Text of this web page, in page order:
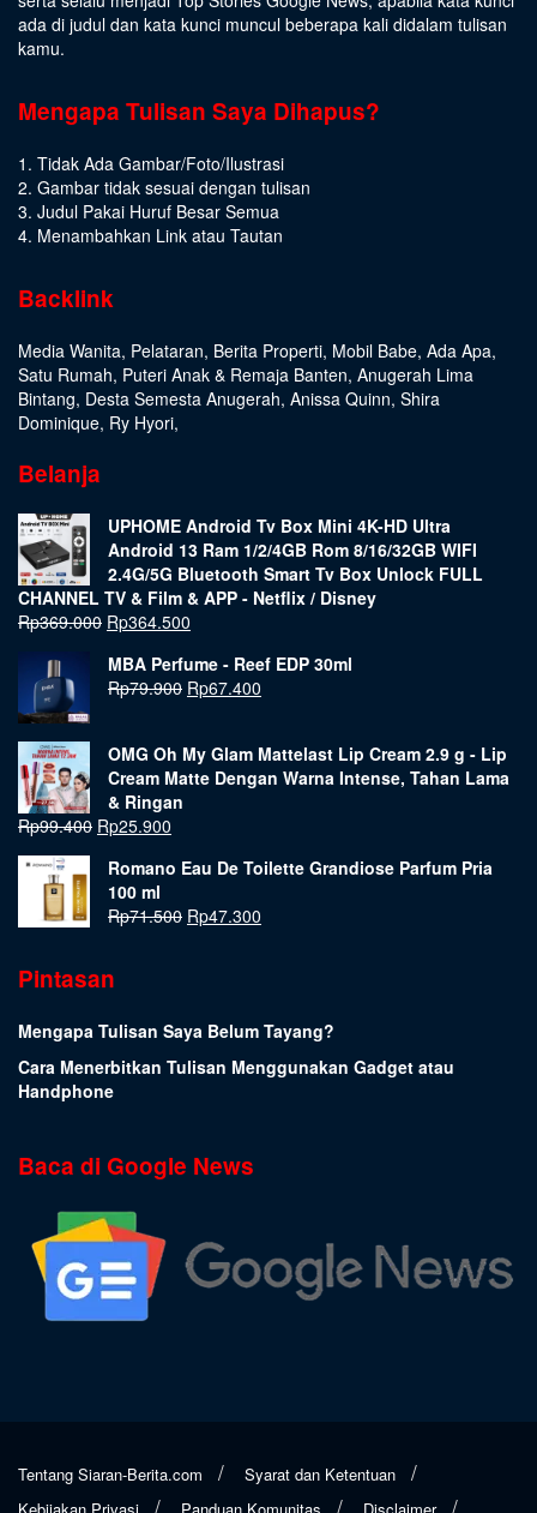
ada di judul dan kata kunci muncul beberapa kali didalam tulisan
kamu.
Mengapa Tulisan Saya Dihapus?
1. Tidak Ada Gambar/Foto/Ilustrasi
2. Gambar tidak sesuai dengan tulisan
3. Judul Pakai Huruf Besar Semua
4. Menambahkan Link atau Tautan
Backlink
Media Wanita, Pelataran, Berita Properti, Mobil Babe, Ada Apa,
Satu Rumah, Puteri Anak & Remaja Banten, Anugerah Lima
Bintang, Desta Semesta Anugerah, Anissa Quinn, Shira
Dominique, Ry Hyori,
Belanja
UPHOME Android Tv Box Mini 4K-HD Ultra
Android 13 Ram 1/2/4GB Rom 8/16/32GB WIFI
2.4G/5G Bluetooth Smart Tv Box Unlock FULL
CHANNEL TV & Film & APP - Netflix / Disney
Rp369.000 Rp364.500
MBA Perfume - Reef EDP 30ml
Rp79.900 Rp67.400
OMG Oh My Glam Mattelast Lip Cream 2.9 g - Lip
Cream Matte Dengan Warna Intense, Tahan Lama
& Ringan
Rp99.400 Rp25.900
Romano Eau De Toilette Grandiose Parfum Pria
100 ml
Rp71.500 Rp47.300
Pintasan
Mengapa Tulisan Saya Belum Tayang?
Cara Menerbitkan Tulisan Menggunakan Gadget atau
Handphone
Baca di Google News
Tentang Siaran-Berita.com
Syarat dan Ketentuan